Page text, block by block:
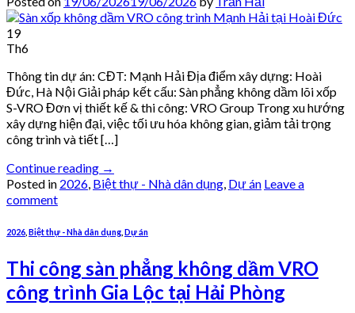
19
Th6
Thông tin dự án: CĐT: Mạnh Hải Địa điểm xây dựng: Hoài
Đức, Hà Nội Giải pháp kết cấu: Sàn phẳng không dầm lõi xốp
S-VRO Đơn vị thiết kế & thi công: VRO Group Trong xu hướng
xây dựng hiện đại, việc tối ưu hóa không gian, giảm tải trọng
công trình và tiết […]
Continue reading →
Posted in 2026, Biệt thự - Nhà dân dụng, Dự án Leave a
comment
2026 Biệt thự - Nhà dân dụng Dự án
Thi công sàn phẳng không dầm VRO
công trình Gia Lộc tại Hải Phòng